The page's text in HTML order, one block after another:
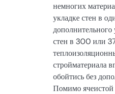
немногих
укладке стен в
стен в 300 или
стройматериала
обойтись без
Помимо ячеистой